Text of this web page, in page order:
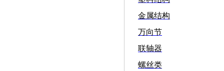
金属结构
万向节
联轴器
螺丝类